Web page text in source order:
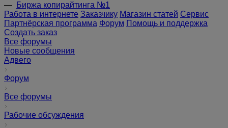
—
Биржа копирайтинга №1
Работа в интернете Заказчику Магазин статей Сервис
Партнёрская программа Форум Помощь и поддержка
Создать заказ
Все форумы
Новые сообщения
Адвего
Форум
Все форумы
Рабочие обсуждения